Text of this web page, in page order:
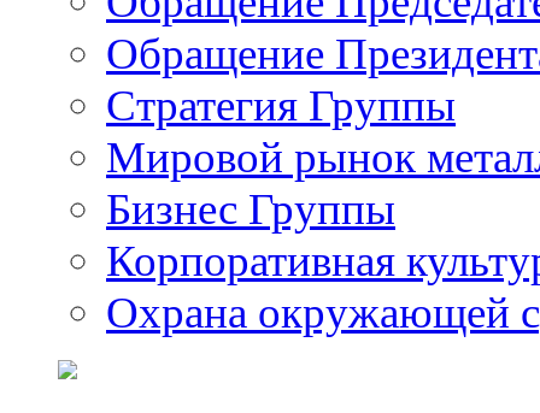
Обращение
Стратегия Группы
Мировой рынок
Бизнес Группы
Корпоративная
Охрана окружающей